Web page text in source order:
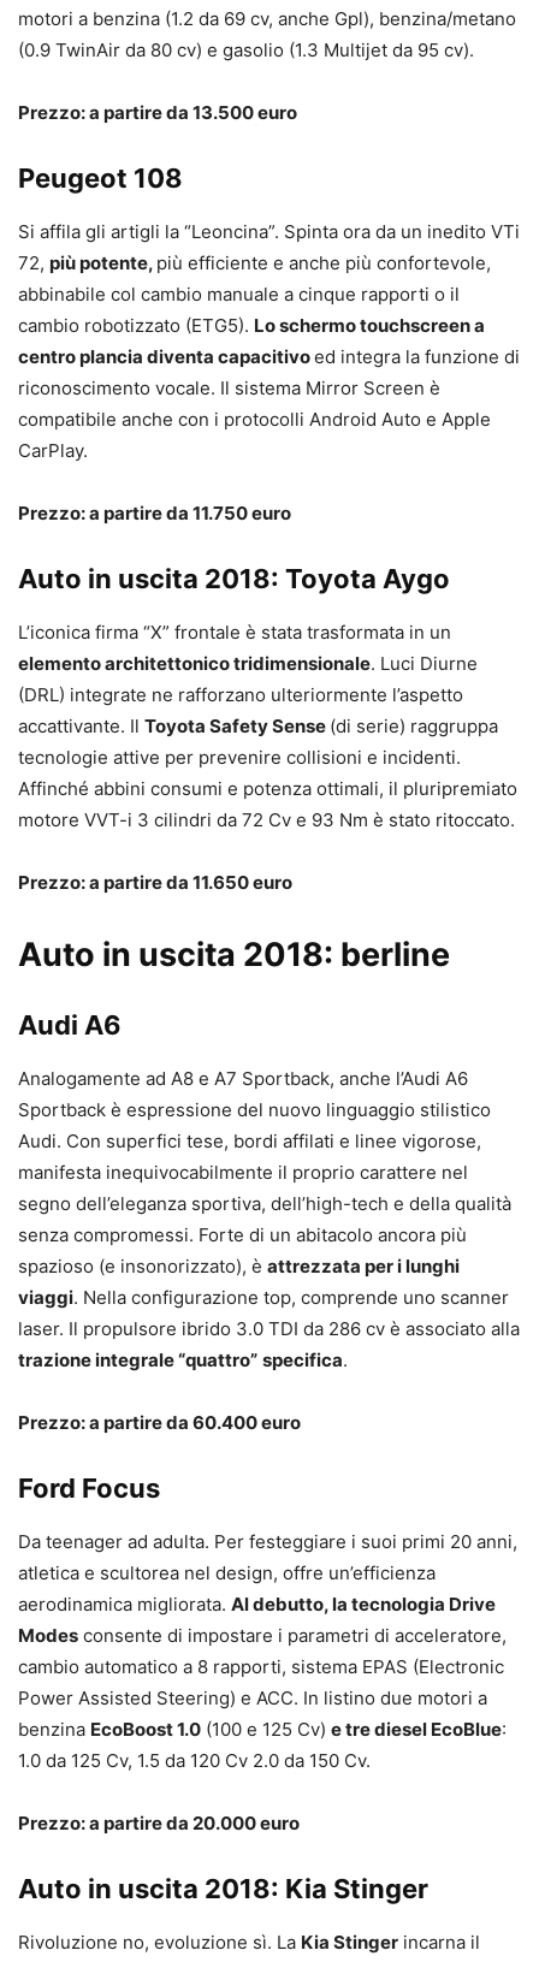
motori a benzina (1.2 da 69 cv, anche Gpl), benzina/metano
(0.9 TwinAir da 80 cv) e gasolio (1.3 Multijet da 95 cv).
Prezzo: a partire da 13.500 euro
Peugeot 108
Si affila gli artigli la “Leoncina”. Spinta ora da un inedito VTi
72, più potente, più efficiente e anche più confortevole,
abbinabile col cambio manuale a cinque rapporti o il
cambio robotizzato (ETG5). Lo schermo touchscreen a
centro plancia diventa capacitivoed integra la funzione di
riconoscimento vocale. Il sistema Mirror Screen è
compatibile anche con i protocolli Android Auto e Apple
CarPlay.
Prezzo: a partire da 11.750 euro
Auto in uscita 2018: Toyota Aygo
L’iconica firma “X” frontale è stata trasformata in un
elemento architettonico tridimensionale. Luci Diurne
(DRL) integrate ne rafforzano ulteriormente l’aspetto
accattivante. Il Toyota Safety Sense (di serie) raggruppa
tecnologie attive per prevenire collisioni e incidenti.
Affinché abbini consumi e potenza ottimali, il pluripremiato
motore VVT-i 3 cilindri da 72 Cv e 93 Nm è stato ritoccato.
Prezzo: a partire da 11.650 euro
Auto in uscita 2018: berline
Audi A6
Analogamente ad A8 e A7 Sportback, anche l’Audi A6
Sportback è espressione del nuovo linguaggio stilistico
Audi. Con superfici tese, bordi affilati e linee vigorose,
manifesta inequivocabilmente il proprio carattere nel
segno dell’eleganza sportiva, dell’high-tech e della qualità
senza compromessi. Forte di un abitacolo ancora più
spazioso (e insonorizzato), è attrezzata per i lunghi
viaggi. Nella configurazione top, comprende uno scanner
laser. Il propulsore ibrido 3.0 TDI da 286 cv è associato alla
trazione integrale “quattro” specifica.
Prezzo: a partire da 60.400 euro
Ford Focus
Da teenager ad adulta. Per festeggiare i suoi primi 20 anni,
atletica e scultorea nel design, offre un’efficienza
aerodinamica migliorata. Al debutto, la tecnologia Drive
Modes consente di impostare i parametri di acceleratore,
cambio automatico a 8 rapporti, sistema EPAS (Electronic
Power Assisted Steering) e ACC. In listino due motori a
benzina EcoBoost 1.0 (100 e 125 Cv) e tre diesel EcoBlue:
1.0 da 125 Cv, 1.5 da 120 Cv 2.0 da 150 Cv.
Prezzo: a partire da 20.000 euro
Auto in uscita 2018: Kia Stinger
Rivoluzione no, evoluzione sì. La Kia Stinger incarna il